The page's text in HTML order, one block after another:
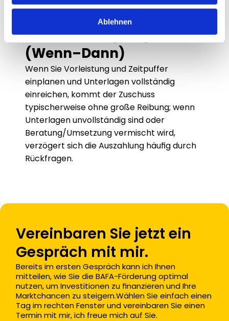
Ablehnen
„Trick“ als saubere Organisation. Genau
dadurch wird der Prozess planbar.
Entscheidungsregeln
(Wenn–Dann)
Wenn Sie Vorleistung und Zeitpuffer
einplanen und Unterlagen vollständig
einreichen, kommt der Zuschuss
typischerweise ohne große Reibung; wenn
Unterlagen unvollständig sind oder
Beratung/Umsetzung vermischt wird,
verzögert sich die Auszahlung häufig durch
Rückfragen.
Vereinbaren Sie jetzt ein
Gespräch mit mir.
Bereits im ersten Gespräch kann ich Ihnen
mitteilen, wie Sie die BAFA-Förderung optimal
nutzen, um Investitionen zu finanzieren und Ihre
Marktchancen zu steigern.Wählen Sie einfach einen
Tag im rechten Fenster und vereinbaren Sie einen
Termin mit mir, ich freue mich auf Sie.